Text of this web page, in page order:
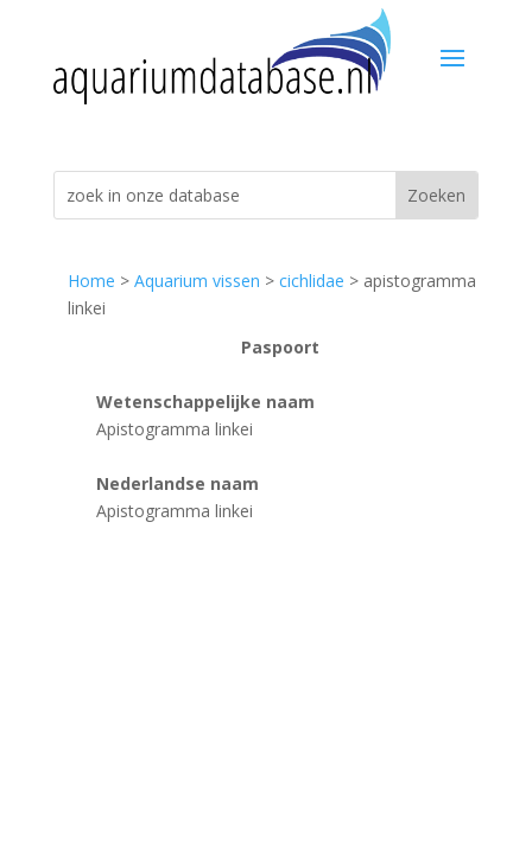
Home > Aquarium vissen > cichlidae > apistogramma
linkei
Paspoort
Wetenschappelijke naam
Apistogramma linkei
Nederlandse naam
Apistogramma linkei